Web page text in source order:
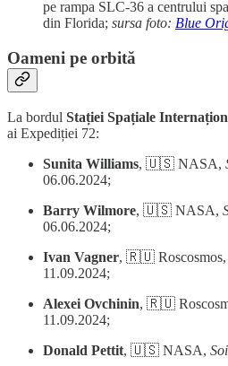
pe rampa SLC-36 a centrului
din Florida; sursa foto: Blue
Oameni pe orbită
La bordul Stației Spațiale
ai Expediției 72:
Sunita Williams, 🇺🇸 NASA,
06.06.2024;
Barry Wilmore, 🇺🇸 NASA,
06.06.2024;
Ivan Vagner, 🇷🇺 Roscosmos,
11.09.2024;
Alexei Ovchinin, 🇷🇺
11.09.2024;
Donald Pettit, 🇺🇸 NASA,